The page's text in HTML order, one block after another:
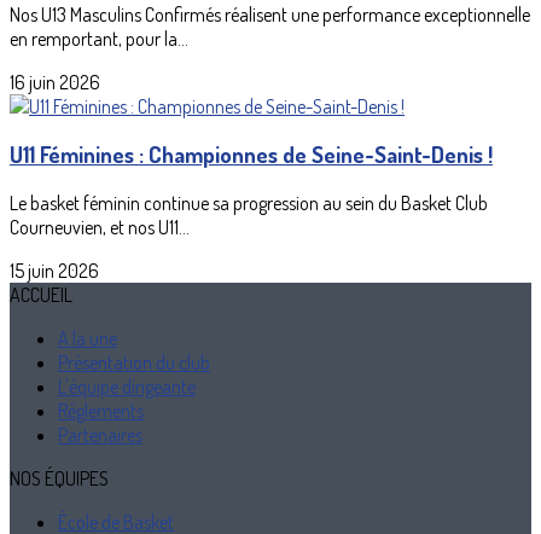
Nos U13 Masculins Confirmés réalisent une performance exceptionnelle
en remportant, pour la...
16 juin 2026
U11 Féminines : Championnes de Seine-Saint-Denis !
Le basket féminin continue sa progression au sein du Basket Club
Courneuvien, et nos U11...
15 juin 2026
ACCUEIL
A la une
Présentation du club
L'équipe dirigeante
Règlements
Partenaires
NOS ÉQUIPES
École de Basket